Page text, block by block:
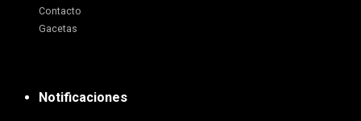
Contacto
Gacetas
Notificaciones